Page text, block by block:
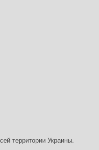
территории Украины.